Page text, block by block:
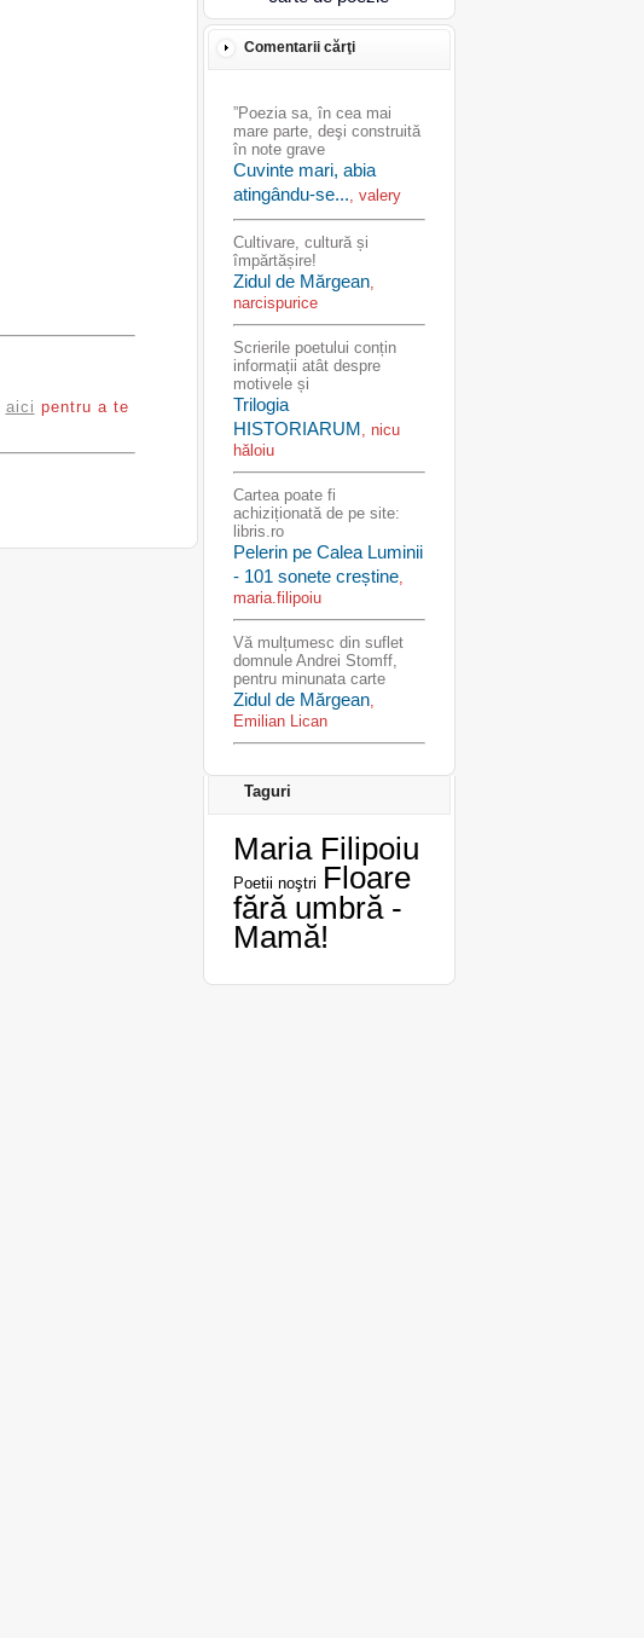
aici pentru a te
Comentarii cărţi
”Poezia sa, în cea mai
mare parte, deşi construită
în note grave
Cuvinte mari, abia
atingându-se..., valery
Cultivare, cultură și
împărtășire!
Zidul de Mărgean,
narcispurice
Scrierile poetului conțin
informații atât despre
motivele și
Trilogia
HISTORIARUM, nicu
hăloiu
Cartea poate fi
achiziționată de pe site:
libris.ro
Pelerin pe Calea Luminii
- 101 sonete creștine,
maria.filipoiu
Vă mulțumesc din suflet
domnule Andrei Stomff,
pentru minunata carte
Zidul de Mărgean,
Emilian Lican
Taguri
Maria Filipoiu
Poetii noştri Floare
fără umbră -
Mamă!